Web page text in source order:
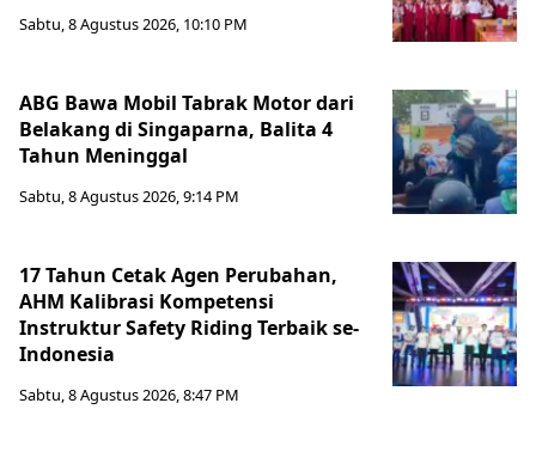
Sabtu, 8 Agustus 2026, 10:10 PM
ABG Bawa Mobil Tabrak Motor dari
Belakang di Singaparna, Balita 4
Tahun Meninggal
Sabtu, 8 Agustus 2026, 9:14 PM
17 Tahun Cetak Agen Perubahan,
AHM Kalibrasi Kompetensi
Instruktur Safety Riding Terbaik se-
Indonesia
Sabtu, 8 Agustus 2026, 8:47 PM